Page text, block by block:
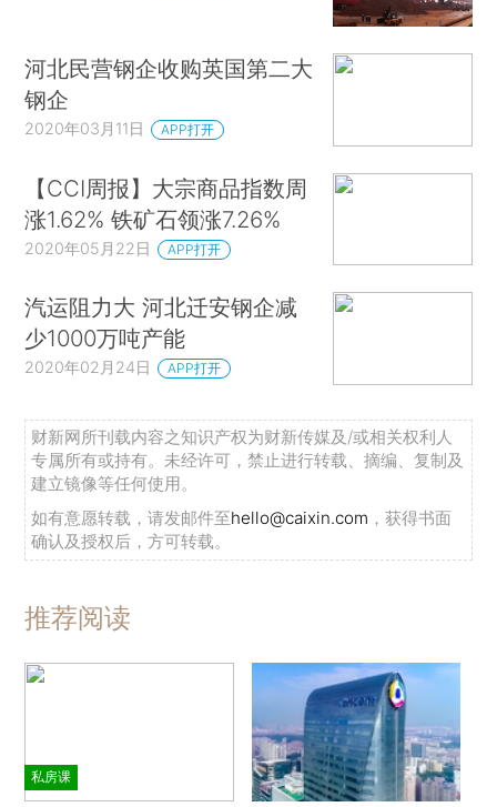
河北民营钢企收购英国第二大
钢企
2020年03月11日 APP打开
【CCI周报】大宗商品指数周
涨1.62% 铁矿石领涨7.26%
2020年05月22日 APP打开
汽运阻力大 河北迁安钢企减
少1000万吨产能
2020年02月24日 APP打开
财新网所刊载内容之知识产权为财新传媒及/或相关权利人
专属所有或持有。未经许可，禁止进行转载、摘编、复制及
建立镜像等任何使用。
如有意愿转载，请发邮件至hello@caixin.com ，获得书面
确认及授权后，方可转载。
推荐阅读
私房课